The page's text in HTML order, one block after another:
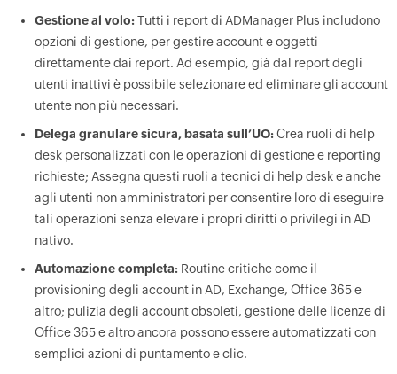
Gestione al volo:Tutti i report di ADManager Plus includono
opzioni di gestione, per gestire account e oggetti
direttamente dai report. Ad esempio, già dal report degli
utenti inattivi è possibile selezionare ed eliminare gli account
utente non più necessari.
Delega granulare sicura, basata sull’UO:Crea ruoli di help
desk personalizzati con le operazioni di gestione e reporting
richieste; Assegna questi ruoli a tecnici di help desk e anche
agli utenti non amministratori per consentire loro di eseguire
tali operazioni senza elevare i propri diritti o privilegi in AD
nativo.
Automazione completa:Routine critiche come il
provisioning degli account in AD, Exchange, Office 365 e
altro; pulizia degli account obsoleti, gestione delle licenze di
Office 365 e altro ancora possono essere automatizzati con
semplici azioni di puntamento e clic.